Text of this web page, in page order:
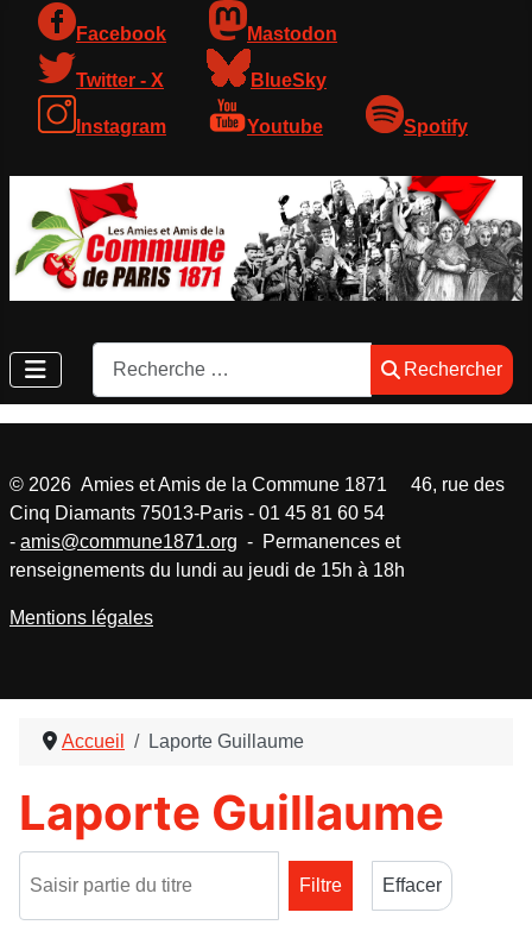
Facebook Mastodon
Twitter - X BlueSky
Instagram Youtube Spotify
Rechercher
Rechercher
Accueil Laporte Guillaume
Laporte Guillaume
Filtre
Effacer
© 2026 Amies et Amis de la Commune 1871 46, rue des
Cinq Diamants 75013-Paris - 01 45 81 60 54
- amis@commune1871.org - Permanences et
renseignements du lundi au jeudi de 15h à 18h
Mentions légales